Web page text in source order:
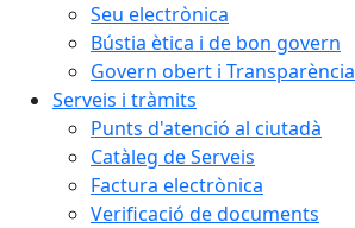
Seu electrònica
Bústia ètica i de bon govern
Govern obert i Transparència
Serveis i tràmits
Punts d'atenció al ciutadà
Catàleg de Serveis
Factura electrònica
Verificació de documents